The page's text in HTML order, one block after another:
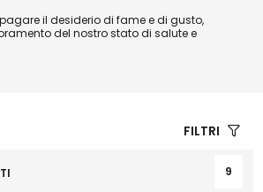
il desiderio di fame e di gusto,
del nostro stato di salute e
FILTRI
9